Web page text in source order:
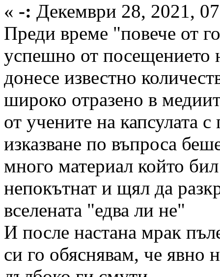
« -: Декември 28, 2021,
Преди време "повече от
успешно от посещението
донесе известно
широко отразено в
от учените на капсулата
изказване по въпроса
много материал който
непокътнат и щял да
вселената "едва ли не"
И после настана мрак
си го обяснявам, че явно